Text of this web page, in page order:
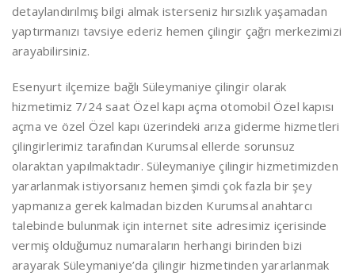
detaylandırılmış bilgi almak isterseniz hırsızlık yaşamadan
yaptırmanızı tavsiye ederiz hemen çilingir çağrı merkezimizi
arayabilirsiniz.
Esenyurt ilçemize bağlı Süleymaniye çilingir olarak
hizmetimiz 7/24 saat Özel kapı açma otomobil Özel kapısı
açma ve özel Özel kapı üzerindeki arıza giderme hizmetleri
çilingirlerimiz tarafından Kurumsal ellerde sorunsuz
olaraktan yapılmaktadır. Süleymaniye çilingir hizmetimizden
yararlanmak istiyorsanız hemen şimdi çok fazla bir şey
yapmanıza gerek kalmadan bizden Kurumsal anahtarcı
talebinde bulunmak için internet site adresimiz içerisinde
vermiş olduğumuz numaraların herhangi birinden bizi
arayarak Süleymaniye’da çilingir hizmetinden yararlanmak